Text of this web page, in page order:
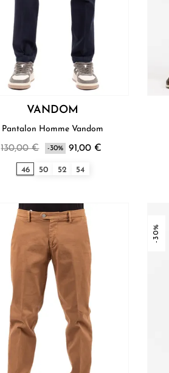
VANDOM
Pantalon Homme Vandom
130,00 € -30% 91,00 €
46 50 52 54
-30%